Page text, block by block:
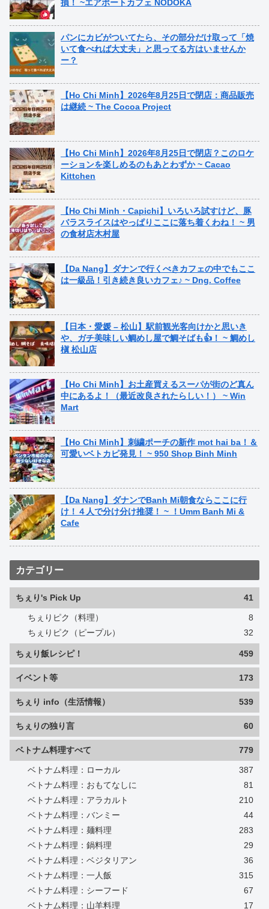
損！ ~エアポートカフェ NODOKA
パンにカビがついてたら、その部分だけ取って「焼
いて食べれば大丈夫」と思ってる方はいませんか
ー？
【Ho Chi Minh】2026年8月25日で閉店：商品販売
は継続 ~ The Cocoa Project
【Ho Chi Minh】2026年8月25日で閉店？このロケ
ーションを楽しめるのもあとわずか ~ Cacao
Kittchen
【Ho Chi Minh・Capichi】いろいろ試すけど、豚
バラスライスはやっぱりここに落ち着くわね！ ~ 男
の食材店木村屋
【Da Nang】ダナンで行くべきカフェの中でもここ
は一級品！引き続き良いカフェ♪ ~ Dng. Coffee
【日本・愛媛 – 松山】駅前観光客向けかと思いき
や、ガチ美味しい鯛めし屋で鯛そばも👍！ ~ 鯛めし
槇 松山店
【Ho Chi Minh】お土産買えるスーパが街のど真ん
中にあるよ！（最近改良されたらしい！） ~ Win
Mart
【Ho Chi Minh】刺繍ポーチの新作 mot hai ba！＆
可愛いベトカピ発見！ ~ 950 Shop Binh Minh
【Da Nang】ダナンでBanh Mi朝食ならここに行
け！４人で分け分け推奨！ ~ ！Umm Banh Mi &
Cafe
カテゴリー
ちぇり's Pick Up 41
ちぇりピク（料理）
8
ちぇりピク（ピープル）
32
ちぇり飯レシピ！ 459
イベント等 173
ちぇり info（生活情報） 539
ちぇりの独り言 60
ベトナム料理すべて 779
ベトナム料理：ローカル
387
ベトナム料理：おもてなしに
81
ベトナム料理：アラカルト
210
ベトナム料理：バンミー
44
ベトナム料理：麺料理
283
ベトナム料理：鍋料理
29
ベトナム料理：ベジタリアン
36
ベトナム料理：一人飯
315
ベトナム料理：シーフード
67
ベトナム料理：山羊料理
17